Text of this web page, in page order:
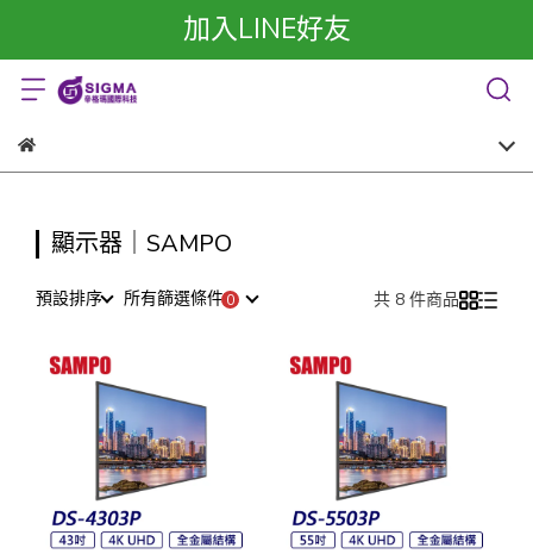
加入LINE好友
顯示器｜SAMPO
預設排序 所有篩選條件 共 8 件商品